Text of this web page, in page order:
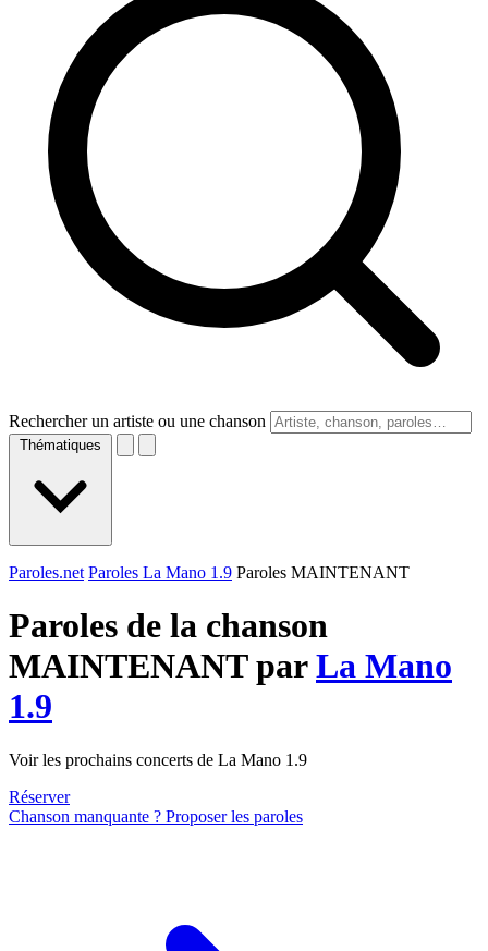
Rechercher un artiste ou une chanson
Thématiques
Paroles.net Paroles La Mano 1.9 Paroles MAINTENANT
Paroles de la chanson
MAINTENANT parLa Mano
1.9
Voir les prochains concerts de La Mano 1.9
Réserver
Chanson manquante ? Proposer les paroles